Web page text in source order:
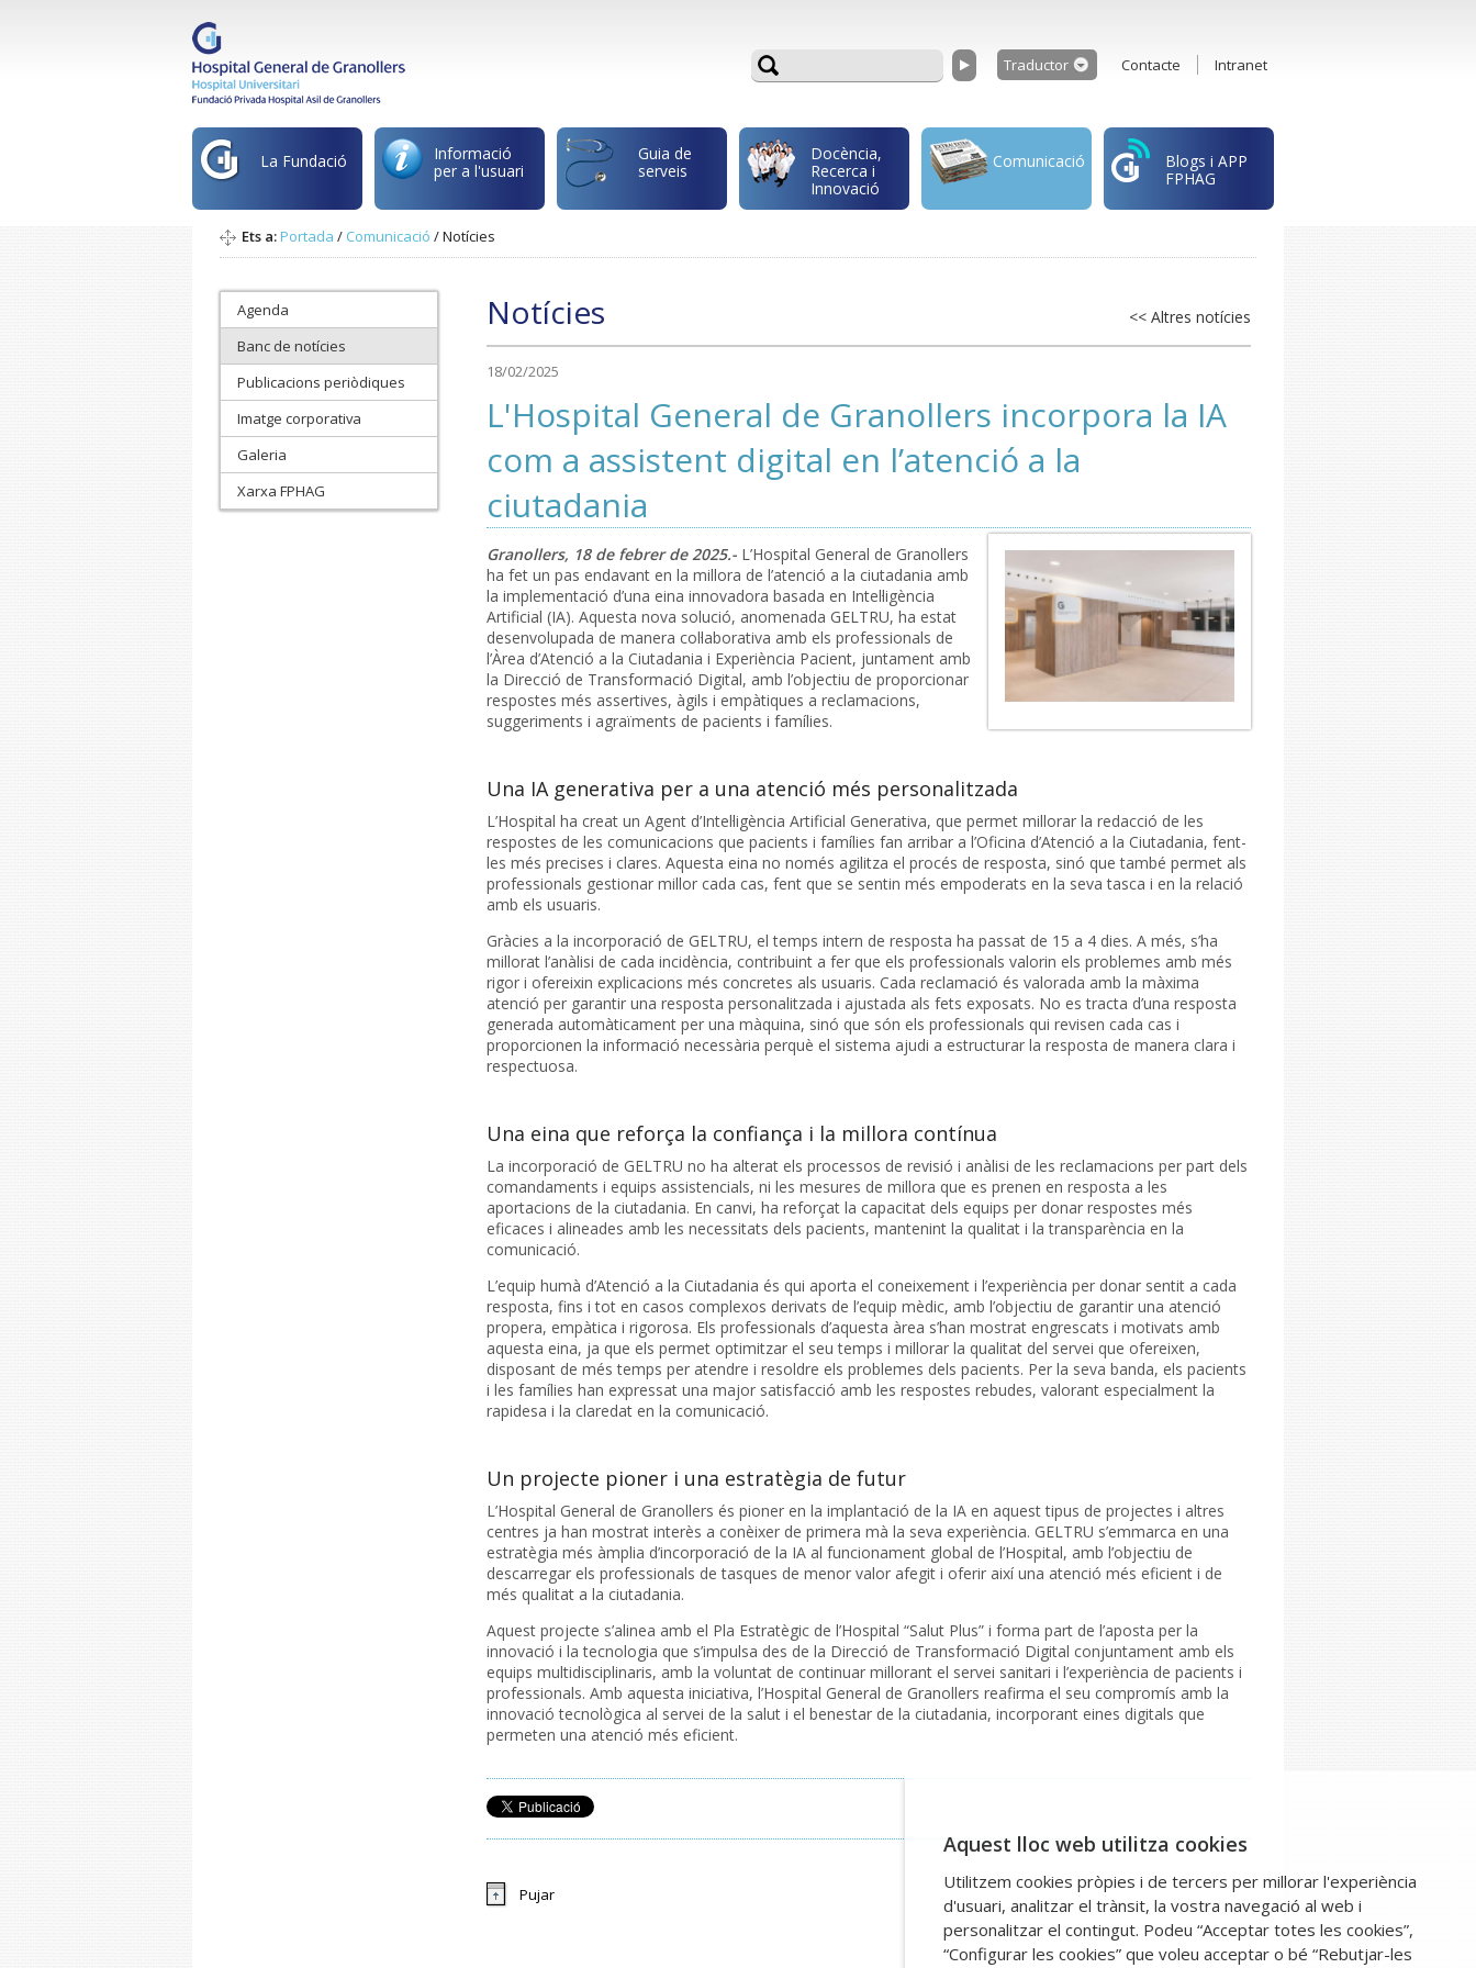
Traductor Contacte Intranet
La Fundació
Informació
per a l'usuari
Guia de
serveis
Docència,
Recerca i
Innovació
Comunicació
Blogs i APP
FPHAG
Ets a:Portada / Comunicació /Notícies
Agenda
Banc de notícies
Publicacions periòdiques
Imatge corporativa
Galeria
Xarxa FPHAG
Notícies << Altres notícies
18/02/2025
L'Hospital General de Granollers incorpora la IA
com a assistent digital en l’atenció a la
ciutadania
Granollers, 18 de febrer de 2025.- L’Hospital General de Granollers
ha fet un pas endavant en la millora de l’atenció a la ciutadania amb
la implementació d’una eina innovadora basada en Intel·ligència
Artificial (IA). Aquesta nova solució, anomenada GELTRU, ha estat
desenvolupada de manera col·laborativa amb els professionals de
l’Àrea d’Atenció a la Ciutadania i Experiència Pacient, juntament amb
la Direcció de Transformació Digital, amb l’objectiu de proporcionar
respostes més assertives, àgils i empàtiques a reclamacions,
suggeriments i agraïments de pacients i famílies.
Una IA generativa per a una atenció més personalitzada
L’Hospital ha creat un Agent d’Intel·ligència Artificial Generativa, que permet millorar la redacció de les
respostes de les comunicacions que pacients i famílies fan arribar a l’Oficina d’Atenció a la Ciutadania, fent-
les més precises i clares. Aquesta eina no només agilitza el procés de resposta, sinó que també permet als
professionals gestionar millor cada cas, fent que se sentin més empoderats en la seva tasca i en la relació
amb els usuaris.
Gràcies a la incorporació de GELTRU, el temps intern de resposta ha passat de 15 a 4 dies. A més, s’ha
millorat l’anàlisi de cada incidència, contribuint a fer que els professionals valorin els problemes amb més
rigor i ofereixin explicacions més concretes als usuaris. Cada reclamació és valorada amb la màxima
atenció per garantir una resposta personalitzada i ajustada als fets exposats. No es tracta d’una resposta
generada automàticament per una màquina, sinó que són els professionals qui revisen cada cas i
proporcionen la informació necessària perquè el sistema ajudi a estructurar la resposta de manera clara i
respectuosa.
Una eina que reforça la confiança i la millora contínua
La incorporació de GELTRU no ha alterat els processos de revisió i anàlisi de les reclamacions per part dels
comandaments i equips assistencials, ni les mesures de millora que es prenen en resposta a les
aportacions de la ciutadania. En canvi, ha reforçat la capacitat dels equips per donar respostes més
eficaces i alineades amb les necessitats dels pacients, mantenint la qualitat i la transparència en la
comunicació.
L’equip humà d’Atenció a la Ciutadania és qui aporta el coneixement i l’experiència per donar sentit a cada
resposta, fins i tot en casos complexos derivats de l’equip mèdic, amb l’objectiu de garantir una atenció
propera, empàtica i rigorosa. Els professionals d’aquesta àrea s’han mostrat engrescats i motivats amb
aquesta eina, ja que els permet optimitzar el seu temps i millorar la qualitat del servei que ofereixen,
disposant de més temps per atendre i resoldre els problemes dels pacients. Per la seva banda, els pacients
i les famílies han expressat una major satisfacció amb les respostes rebudes, valorant especialment la
rapidesa i la claredat en la comunicació.
Un projecte pioner i una estratègia de futur
L’Hospital General de Granollers és pioner en la implantació de la IA en aquest tipus de projectes i altres
centres ja han mostrat interès a conèixer de primera mà la seva experiència. GELTRU s’emmarca en una
estratègia més àmplia d’incorporació de la IA al funcionament global de l’Hospital, amb l’objectiu de
descarregar els professionals de tasques de menor valor afegit i oferir així una atenció més eficient i de
més qualitat a la ciutadania.
Aquest projecte s’alinea amb el Pla Estratègic de l’Hospital “Salut Plus” i forma part de l’aposta per la
innovació i la tecnologia que s’impulsa des de la Direcció de Transformació Digital conjuntament amb els
equips multidisciplinaris, amb la voluntat de continuar millorant el servei sanitari i l’experiència de pacients i
professionals. Amb aquesta iniciativa, l’Hospital General de Granollers reafirma el seu compromís amb la
innovació tecnològica al servei de la salut i el benestar de la ciutadania, incorporant eines digitals que
permeten una atenció més eficient.
Pujar
Aquest lloc web utilitza cookies
Utilitzem cookies pròpies i de tercers per millorar l'experiència
d'usuari, analitzar el trànsit, la vostra navegació al web i
personalitzar el contingut. Podeu “Acceptar totes les cookies”,
“Configurar les cookies” que voleu acceptar o bé “Rebutjar-les